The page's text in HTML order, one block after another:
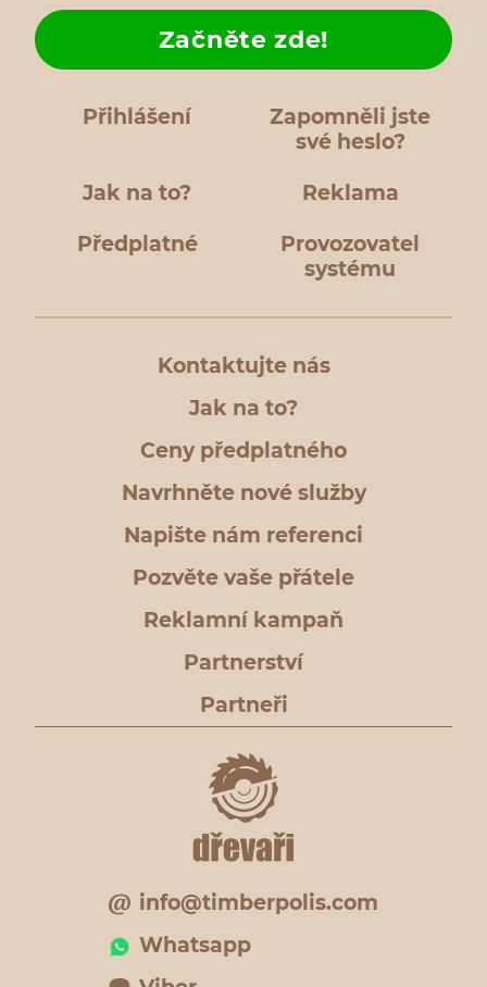
Přihlášení
Zapomněli jste
své heslo?
Jak na to?
Začněte zde!
Reklama
Předplatné
Provozovatel
systému
Kontaktujte nás
Jak na to?
Ceny předplatného
Navrhněte nové služby
Napište nám referenci
Pozvěte vaše přátele
Reklamní kampaň
Partnerství
Partneři
info@timberpolis.com
Whatsapp